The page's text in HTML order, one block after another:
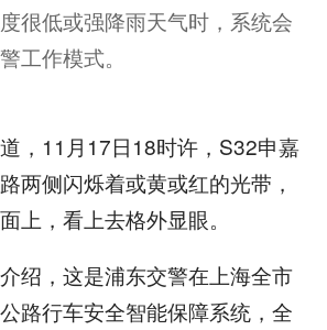
很低或强降雨天气时，系统会
工作模式。
11月17日18时许，S32申嘉
两侧闪烁着或黄或红的光带，
上，看上去格外显眼。
，这是浦东交警在上海全市
路行车安全智能保障系统，全